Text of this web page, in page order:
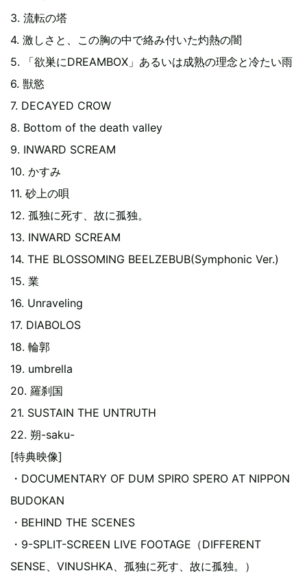
3. 流転の塔
4. 激しさと、この胸の中で絡み付いた灼熱の闇
5. 「欲巣にDREAMBOX」あるいは成熟の理念と冷たい雨
6. 獣慾
7. DECAYED CROW
8. Bottom of the death valley
9. INWARD SCREAM
10. かすみ
11. 砂上の唄
12. 孤独に死す、故に孤独。
13. INWARD SCREAM
14. THE BLOSSOMING BEELZEBUB(Symphonic Ver.)
15. 業
16. Unraveling
17. DIABOLOS
18. 輪郭
19. umbrella
20. 羅刹国
21. SUSTAIN THE UNTRUTH
22. 朔-saku-
[特典映像]
・DOCUMENTARY OF DUM SPIRO SPERO AT NIPPON
BUDOKAN
・BEHIND THE SCENES
・9-SPLIT-SCREEN LIVE FOOTAGE（DIFFERENT
SENSE、VINUSHKA、孤独に死す、故に孤独。）